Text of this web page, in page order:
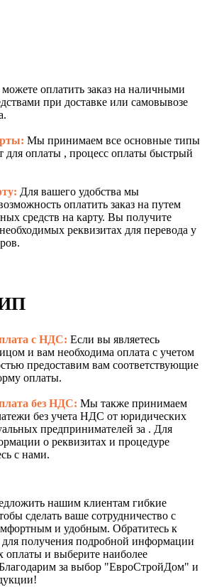
оплатить заказ на наличными
при доставке или самовывозе
Мы принимаем все основные типы
для оплаты , процесс оплаты быстрый
Для вашего удобства мы
оплатить заказ на путем
средств на карту. Вы получите
реквизитах для перевода у
с НДС: Если вы являетесь
и вам необходима оплата с учетом
предоставим вам соответствующие
оплаты.
без НДС: Мы также принимаем
без учета НДС от юридических
предпринимателей за . Для
о реквизитах и процедуре
с нами.
нашим клиентам гибкие
сделать ваше сотрудничество с
и удобным. Обратитесь к
получения подробной информации
оплаты и выберите наиболее
за выбор "ЕвроСтройДом" и